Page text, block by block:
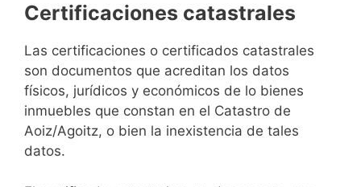
Certificaciones catastrales
Las certificaciones o certificados catastrales
son documentos que acreditan los datos
físicos, jurídicos y económicos de lo bienes
inmuebles que constan en el Catastro de
Aoiz/Agoitz, o bien la inexistencia de tales
datos.